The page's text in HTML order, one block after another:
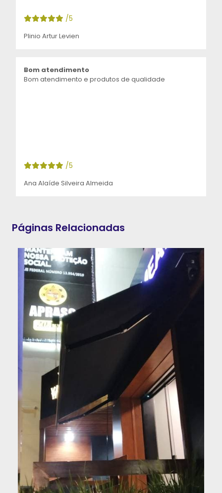
/5
Plinio Artur Levien
Bom atendimento
Bom atendimento e produtos de qualidade
/5
Ana Alaíde Silveira Almeida
Páginas Relacionadas